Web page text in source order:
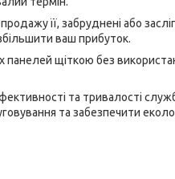
її, забруднені або
ваш прибуток.
панелей щіткою без
та тривалості
та забезпечити